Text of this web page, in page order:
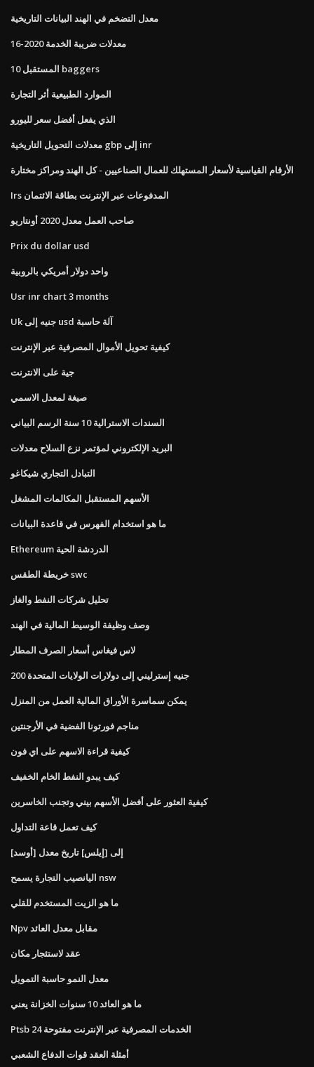
معدل التضخم في الهند البيانات التاريخية
معدلات ضريبة الخدمة 2020-16
10 المستقبل baggers
الموارد الطبيعية أثر التجارة
الذي يفعل أفضل سعر لليورو
معدلات التحويل التاريخية gbp إلى inr
الأرقام القياسية لأسعار المستهلك للعمال الصناعيين - كل الهند ومراكز مختارة
Irs المدفوعات عبر الإنترنت بطاقة الائتمان
صاحب العمل معدل 2020 أونتاريو
Prix du dollar usd
واحد دولار أمريكي بالروبية
Usr inr chart 3 months
Uk جنيه إلى usd آلة حاسبة
كيفية تحويل الأموال المصرفية عبر الإنترنت
جية على الانترنت
صيغة لمعدل الاسمي
السندات الاسترالية 10 سنة الرسم البياني
البريد الإلكتروني لمؤتمر نزع السلاح معدلات
التبادل التجاري شيكاغو
الأسهم المستقبل المكالمات المشغل
ما هو استخدام الفهرس في قاعدة البيانات
Ethereum الدردشة الحية
خريطة الطقس swc
تحليل شركات النفط والغاز
وصف وظيفة الوسيط المالية في الهند
لاس فيغاس أسعار الصرف المطار
200 جنيه إسترليني إلى دولارات الولايات المتحدة
يمكن سماسرة الأوراق المالية العمل من المنزل
مناجم فورتونا الفضية في الأرجنتين
كيفية قراءة الاسهم على اي فون
كيف يبدو النفط الخام الخفيف
كيفية العثور على أفضل الأسهم بيني وتجنب الخاسرين
كيف تعمل قاعة التداول
[أوسد] إلى [إيلس] تاريخ معدل
اليانصيب التجارة يسمح nsw
ما هو الزيت المستخدم للقلي
Npv مقابل معدل العائد
عقد لاستئجار مكان
معدل النمو حاسبة التمويل
ما هو العائد 10 سنوات الخزانة يعني
Ptsb الخدمات المصرفية عبر الإنترنت مفتوحة 24
أمثلة العقد قوات الدفاع الشعبي